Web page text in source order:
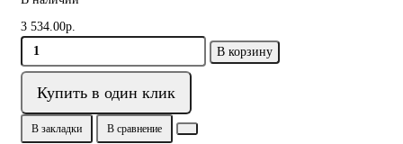
3 534.00р.
В корзину
Купить в один клик
В закладки В сравнение